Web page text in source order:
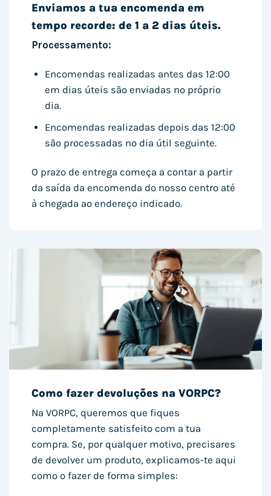
Enviamos a tua encomenda em
tempo recorde: de 1 a 2 dias úteis.
Processamento:
Encomendas realizadas antes das 12:00
em dias úteis são enviadas no próprio
dia.
Encomendas realizadas depois das 12:00
são processadas no dia útil seguinte.
O prazo de entrega começa a contar a partir
da saída da encomenda do nosso centro até
à chegada ao endereço indicado.
Como fazer devoluções na VORPC?
Na VORPC, queremos que fiques
completamente satisfeito com a tua
compra. Se, por qualquer motivo, precisares
de devolver um produto, explicamos-te aqui
como o fazer de forma simples: